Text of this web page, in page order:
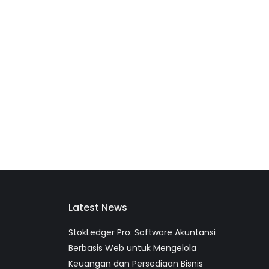
Latest News
StokLedger Pro: Software Akuntansi
Berbasis Web untuk Mengelola
Keuangan dan Persediaan Bisnis